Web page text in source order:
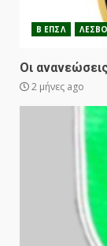
Β ΕΠΣΛ
Οι
2 μήνες ago